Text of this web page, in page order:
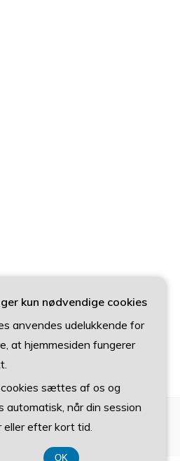
kun nødvendige cookies
anvendes udelukkende for
at hjemmesiden fungerer
sættes af os og
automatisk, når din session
eller efter kort tid.
OK